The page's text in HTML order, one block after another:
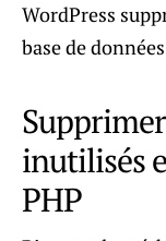
WordPress
base de
inutilisés
PHP